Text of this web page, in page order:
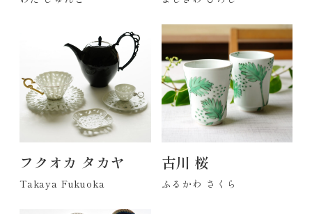
フクオカ タカヤ
Takaya Fukuoka
古川 桜
ふるかわ さくら